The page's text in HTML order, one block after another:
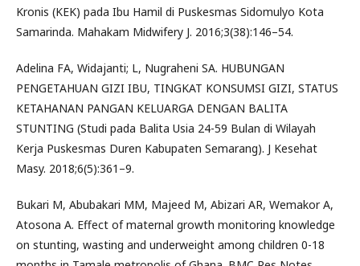
Kronis (KEK) pada Ibu Hamil di Puskesmas Sidomulyo Kota
Samarinda. Mahakam Midwifery J. 2016;3(38):146–54.
Adelina FA, Widajanti; L, Nugraheni SA. HUBUNGAN
PENGETAHUAN GIZI IBU, TINGKAT KONSUMSI GIZI, STATUS
KETAHANAN PANGAN KELUARGA DENGAN BALITA
STUNTING (Studi pada Balita Usia 24-59 Bulan di Wilayah
Kerja Puskesmas Duren Kabupaten Semarang). J Kesehat
Masy. 2018;6(5):361–9.
Bukari M, Abubakari MM, Majeed M, Abizari AR, Wemakor A,
Atosona A. Effect of maternal growth monitoring knowledge
on stunting, wasting and underweight among children 0-18